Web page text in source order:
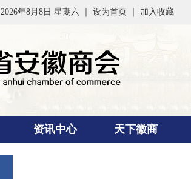
2026年8月8日 星期六 ｜ 设为首页 加入收藏
资讯中心 天下徽商